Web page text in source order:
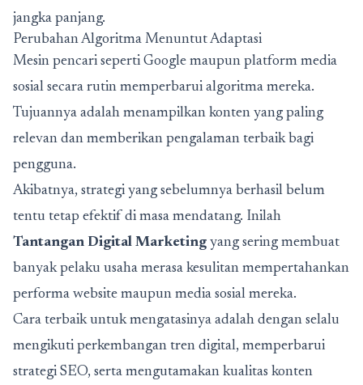
jangka panjang.
Perubahan Algoritma Menuntut Adaptasi
Mesin pencari seperti Google maupun platform media
sosial secara rutin memperbarui algoritma mereka.
Tujuannya adalah menampilkan konten yang paling
relevan dan memberikan pengalaman terbaik bagi
pengguna.
Akibatnya, strategi yang sebelumnya berhasil belum
tentu tetap efektif di masa mendatang. Inilah
Tantangan Digital Marketing yang sering membuat
banyak pelaku usaha merasa kesulitan mempertahankan
performa website maupun media sosial mereka.
Cara terbaik untuk mengatasinya adalah dengan selalu
mengikuti perkembangan tren digital, memperbarui
strategi SEO, serta mengutamakan kualitas konten